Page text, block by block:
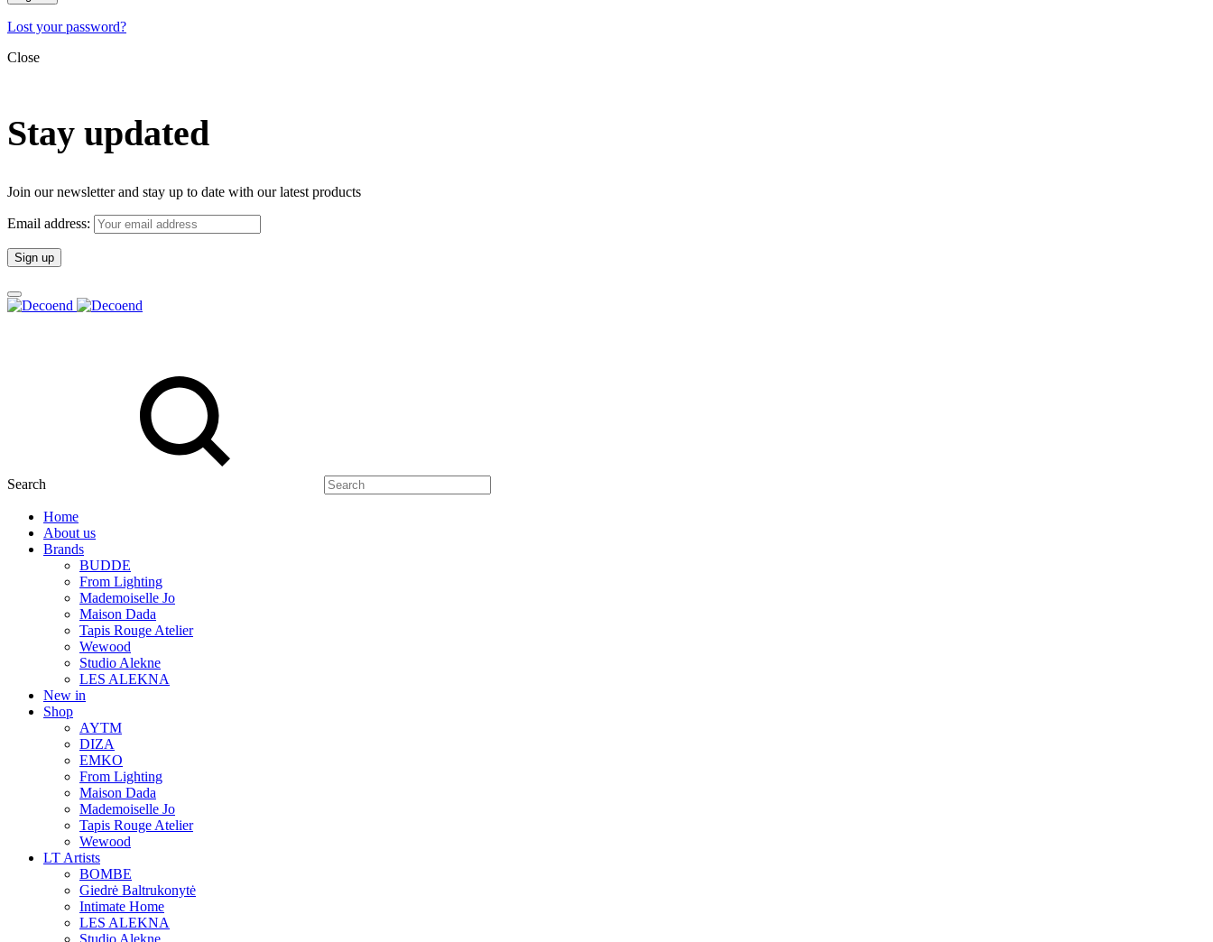
Lost your password?
Close
Stay updated
Join our newsletter and stay up to date with our latest products
Email address:
Search
Home
About us
Brands
BUDDE
From Lighting
Mademoiselle Jo
Maison Dada
Tapis Rouge Atelier
Wewood
Studio Alekne
LES ALEKNA
New in
Shop
AYTM
DIZA
EMKO
From Lighting
Maison Dada
Mademoiselle Jo
Tapis Rouge Atelier
Wewood
LT Artists
BOMBE
Giedrė Baltrukonytė
Intimate Home
LES ALEKNA